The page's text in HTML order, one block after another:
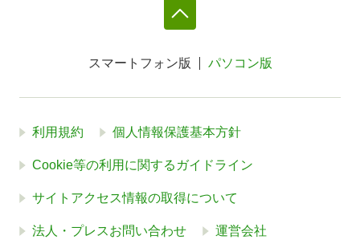
スマートフォン版 パソコン版
利用規約 個人情報保護基本方針
Cookie等の利用に関するガイドライン
サイトアクセス情報の取得について
法人・プレスお問い合わせ 運営会社